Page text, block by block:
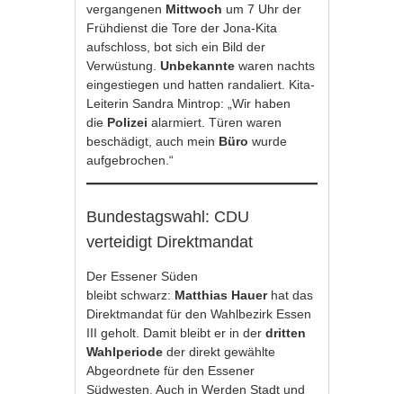
vergangenen Mittwoch um 7 Uhr der
Frühdienst die Tore der Jona-Kita
aufschloss, bot sich ein Bild der
Verwüstung.Unbekannte waren nachts
eingestiegen und hatten randaliert. Kita-
Leiterin Sandra Mintrop: „Wir haben
die Polizei alarmiert. Türen waren
beschädigt, auch mein Büro wurde
aufgebrochen.“
Bundestagswahl: CDU
verteidigt Direktmandat
Der Essener Süden
bleibt schwarz: Matthias Hauerhat das
Direktmandat für den Wahlbezirk Essen
III geholt. Damit bleibt er in derdritten
Wahlperiode der direkt gewählte
Abgeordnete für den Essener
Südwesten. Auch in Werden Stadt und